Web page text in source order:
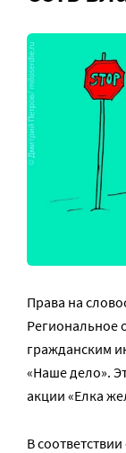
Права на
Региональное
гражданским
«Наше дело».
акции «Елка
В